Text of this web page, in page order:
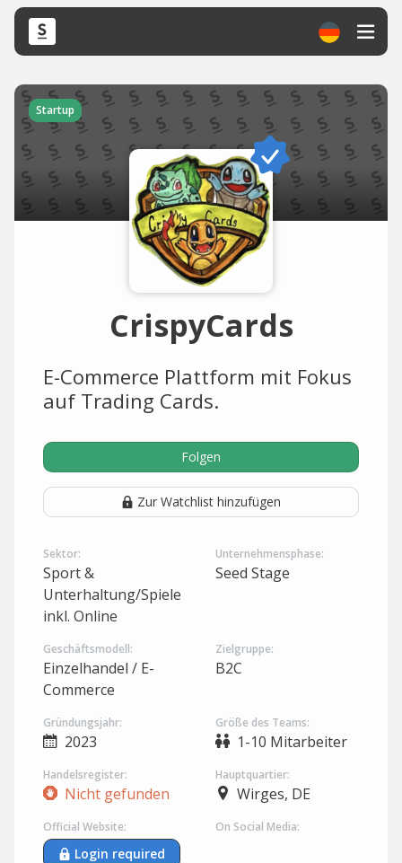
Startup
CrispyCards
E-Commerce Plattform mit Fokus
auf Trading Cards.
Folgen
Zur Watchlist hinzufügen
Sektor:
Sport &
Unterhaltung/Spiele
inkl. Online
Unternehmensphase:
Seed Stage
Geschäftsmodell:
Einzelhandel / E-
Commerce
Zielgruppe:
B2C
Gründungsjahr:
2023
Größe des Teams:
1-10 Mitarbeiter
Handelsregister:
Nicht gefunden
Hauptquartier:
Wirges, DE
Official Website:
Login required
On Social Media: